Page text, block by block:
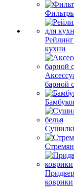
кухни
барной
коврики